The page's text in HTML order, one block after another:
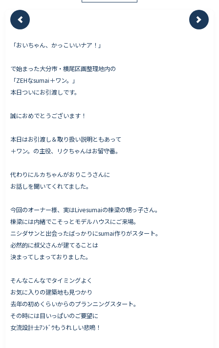
見学会／モデルハウス情報
物件情報
完成案内
よくいただくご質問
お役立ちコラム
会社情報
代表挨拶
スタッフ紹介
会社概要
Staff ブログ&News
「おいちゃん、かっこいいナア！」
で始まった大分市・横尾区画整理地内の
「ZEHなsumai＋ワン。」
本日ついにお引渡しです。
誠におめでとうございます！
本日はお引渡し＆取り扱い説明ともあって
＋ワン。の主役、リクちゃんはお留守番。
代わりにルカちゃんがおりこうさんに
お話しを聞いてくれてました。
今回のオーナー様、実はLivesumaiの棟梁の甥っ子さん。
棟梁には内緒でこそっとモデルハウスにご来場。
ニシダサンと出会ったばっかりにsumai作りがスタート。
必然的に叔父さんが建てることは
決まってしまっておりました。
そんなこんなでタイミングよく
お気に入りの建築地も見つかり
去年の初めくらいからのプランニングスタート。
その時には目いっぱいのご要望に
女流設計士ｱﾝﾄﾞｳもうれしい悲鳴！